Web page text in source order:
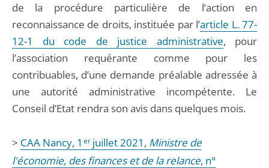
de la procédure particulière de l’action en
reconnaissance de droits, instituée par l’article L. 77-
12-1 du code de justice administrative, pour
l’association requérante comme pour les
contribuables, d’une demande préalable adressée à
une autorité administrative incompétente. Le
Conseil d’Etat rendra son avis dans quelques mois.
> CAA Nancy, 1 erjuillet 2021, Ministre de
l'économie, des finances et de la relance, n°